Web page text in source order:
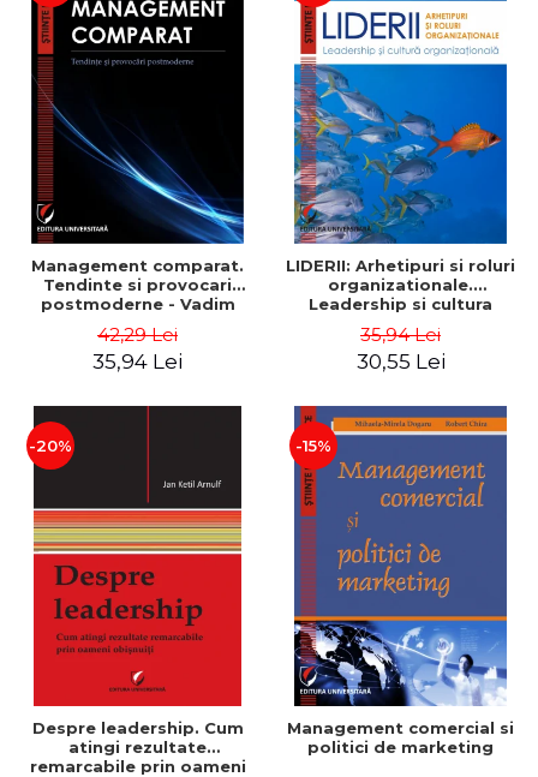
Management comparat.
Tendinte si provocari
postmoderne - Vadim
42,29 Lei
35,94 Lei
LIDERII: Arhetipuri si roluri
organizationale.
Leadership si cultura
Dumitrascu
35,94 Lei
30,55 Lei
-20%
Despre leadership. Cum
atingi rezultate
remarcabile prin oameni
-15%
Management comercial si
politici de marketing